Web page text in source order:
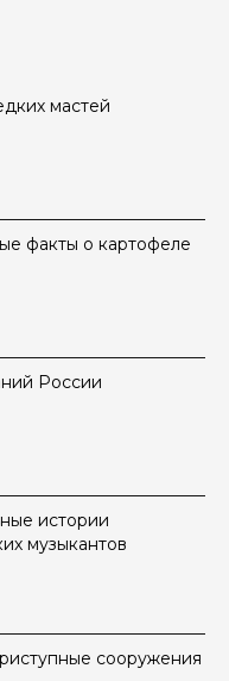
мастей
факты о картофеле
России
истории
музыкантов
сооружения